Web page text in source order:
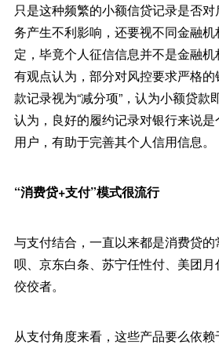
只是这种频繁的小额信贷记录是否
务产生不利影响，还要视不同金融
定，毕竟个人征信信息并不是金融机
有观点认为，部分对风控要求严格
款记录视为“减分项”，认为小额贷款
认为，良好的履约记录对银行来说是
用户，有助于完善其个人信用信息。
“消费贷+支付”模式很流行
与支付结合，一直以来都是消费贷
呗、京东白条、苏宁任性付、美团
佼佼者。
从支付角度来看，这些产品要么依赖